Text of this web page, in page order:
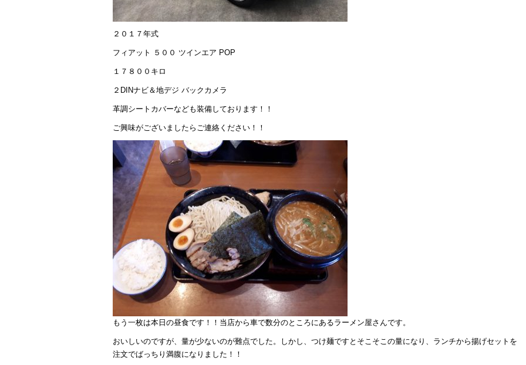
２０１７年式
フィアット ５００ ツインエア POP
１７８００キロ
２DINナビ＆地デジ バックカメラ
革調シートカバーなども装備しております！！
ご興味がございましたらご連絡ください！！
もう一枚は本日の昼食です！！当店から車で数分のところにあるラーメン屋さんです。
おいしいのですが、量が少ないのが難点でした。しかし、つけ麺ですとそこそこの量になり、ランチから揚げセットを
注文でばっちり満腹になりました！！